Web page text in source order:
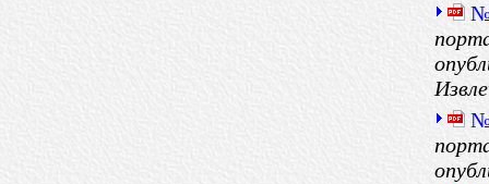
№
№